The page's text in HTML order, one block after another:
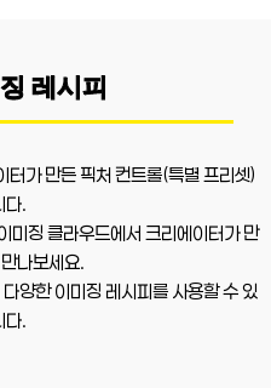
레시피
터가 만든 픽처 컨트롤(특별 프리셋)
다.
미징 클라우드에서 크리에이터가 만
나보세요.
양한 이미징 레시피를 사용할 수 있
다.